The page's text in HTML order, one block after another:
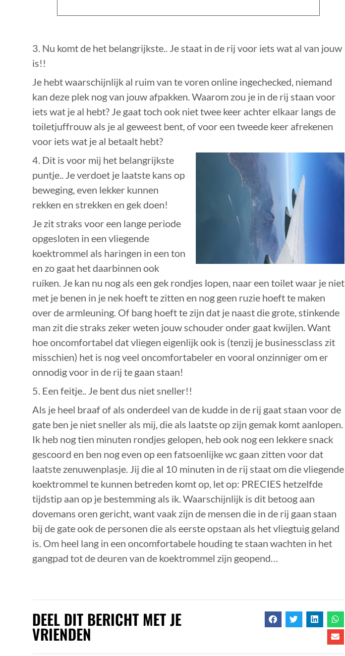
3. Nu komt de het belangrijkste.. Je staat in de rij voor iets wat al van jouw
is!!
Je hebt waarschijnlijk al ruim van te voren online ingechecked, niemand
kan deze plek nog van jouw afpakken. Waarom zou je in de rij staan voor
iets wat je al hebt? Je gaat toch ook niet twee keer achter elkaar langs de
toiletjuffrouw als je al geweest bent, of voor een tweede keer afrekenen
voor iets wat je al betaalt hebt?
4. Dit is voor mij het belangrijkste
puntje.. Je verdoet je laatste kans op
beweging, even lekker kunnen
rekken en strekken en gek doen!
Je zit straks voor een lange periode
opgesloten in een vliegende
koektrommel als haringen in een ton
en zo gaat het daarbinnen ook
ruiken. Je kan nu nog als een gek rondjes lopen, naar een toilet waar je niet
met je benen in je nek hoeft te zitten en nog geen ruzie hoeft te maken
over de armleuning. Of bang hoeft te zijn dat je naast die grote, stinkende
man zit die straks zeker weten jouw schouder onder gaat kwijlen. Want
hoe oncomfortabel dat vliegen eigenlijk ook is (tenzij je businessclass zit
misschien) het is nog veel oncomfortabeler en vooral onzinniger om er
onnodig voor in de rij te gaan staan!
5. Een feitje.. Je bent dus niet sneller!!
Als je heel braaf of als onderdeel van de kudde in de rij gaat staan voor de
gate ben je niet sneller als mij, die als laatste op zijn gemak komt aanlopen.
Ik heb nog tien minuten rondjes gelopen, heb ook nog een lekkere snack
gescoord en ben nog even op een fatsoenlijke wc gaan zitten voor dat
laatste zenuwenplasje. Jij die al 10 minuten in de rij staat om die vliegende
koektrommel te kunnen betreden komt op, let op: PRECIES hetzelfde
tijdstip aan op je bestemming als ik. Waarschijnlijk is dit betoog aan
dovemans oren gericht, want vaak zijn de mensen die in de rij gaan staan
bij de gate ook de personen die als eerste opstaan als het vliegtuig geland
is. Om heel lang in een oncomfortabele houding te staan wachten in het
gangpad tot de deuren van de koektrommel zijn geopend…
DEEL DIT BERICHT MET JE
VRIENDEN